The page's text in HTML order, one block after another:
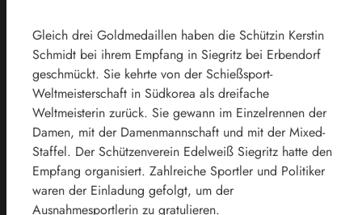
Gleich drei Goldmedaillen haben die Schützin Kerstin
Schmidt bei ihrem Empfang in Siegritz bei Erbendorf
geschmückt. Sie kehrte von der Schießsport-
Weltmeisterschaft in Südkorea als dreifache
Weltmeisterin zurück. Sie gewann im Einzelrennen der
Damen, mit der Damenmannschaft und mit der Mixed-
Staffel. Der Schützenverein Edelweiß Siegritz hatte den
Empfang organisiert. Zahlreiche Sportler und Politiker
waren der Einladung gefolgt, um der
Ausnahmesportlerin zu gratulieren.